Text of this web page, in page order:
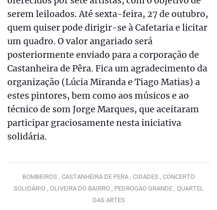
serem leiloados. Até sexta-feira, 27 de outubro,
quem quiser pode dirigir-se à Cafetaria e licitar
um quadro. O valor angariado será
posteriormente enviado para a corporação de
Castanheira de Pêra. Fica um agradecimento da
organização (Lúcia Miranda e Tiago Matias) a
estes pintores, bem como aos músicos e ao
técnico de som Jorge Marques, que aceitaram
participar graciosamente nesta iniciativa
solidária.
BOMBEIROS , CASTANHEIRA DE PERA , CIDADES , CONCERTO
SOLIDÁRIO , OLIVEIRA DO BAIRRO , PEDROGAO GRANDE , QUARTEL
DAS ARTES